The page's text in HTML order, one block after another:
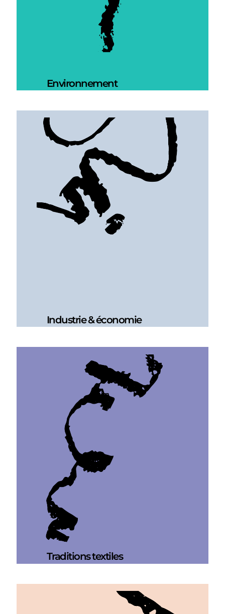
Environnement
Industrie & économie
Traditions textiles